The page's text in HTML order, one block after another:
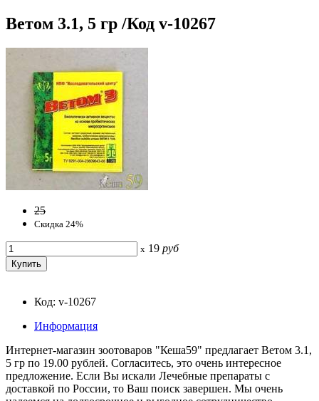
Ветом 3.1, 5 гр /Код v-10267
25
Скидка 24%
x 19 руб
Код: v-10267
Информация
Интернет-магазин зоотоваров "Кеша59" предлагает Ветом 3.1,
5 гр по 19.00 рублей. Согласитесь, это очень интересное
предложение. Если Вы искали Лечебные препараты с
доставкой по России, то Ваш поиск завершен. Мы очень